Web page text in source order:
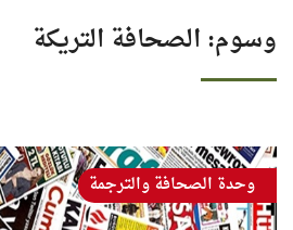
وسوم: الصحافة التريكة
وحدة الصحافة والترجمة